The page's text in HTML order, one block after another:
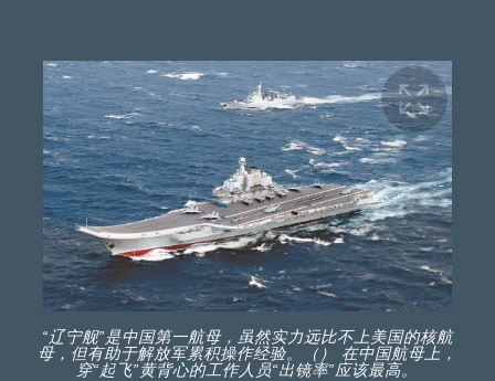
“辽宁舰”是中国第一航母，虽然实力远比不上美国的核航
母，但有助于解放军累积操作经验。（） 在中国航母上，
穿“起飞”黄背心的工作人员“出镜率”应该最高。